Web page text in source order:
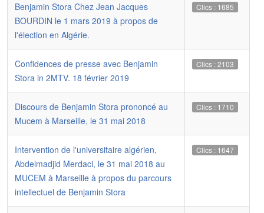
Benjamin Stora Chez Jean Jacques
BOURDIN le 1 mars 2019 à propos de
l'élection en Algérie.
Clics : 1685
Confidences de presse avec Benjamin
Stora in 2MTV. 18 février 2019
Clics : 2103
Discours de Benjamin Stora prononcé au
Mucem à Marseille, le 31 mai 2018
Clics : 1710
Intervention de l'universitaire algérien,
Abdelmadjid Merdaci, le 31 mai 2018 au
MUCEM à Marseille à propos du parcours
intellectuel de Benjamin Stora
Clics : 1647